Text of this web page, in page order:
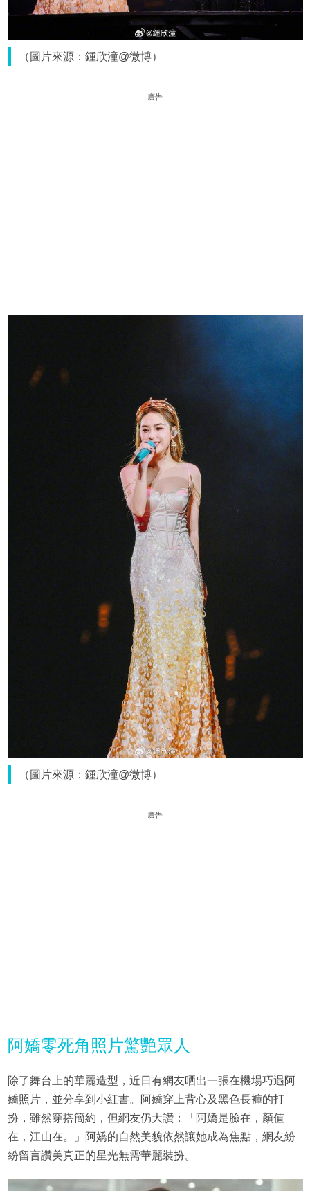
（圖片來源：鍾欣潼@微博）
廣告
（圖片來源：鍾欣潼@微博）
廣告
阿嬌零死角照片驚艷眾人
除了舞台上的華麗造型，近日有網友晒出一張在機場巧遇阿
嬌照片，並分享到小紅書。阿嬌穿上背心及黑色長褲的打
扮，雖然穿搭簡約，但網友仍大讚：「阿嬌是臉在，顏值
在，江山在。」阿嬌的自然美貌依然讓她成為焦點，網友紛
紛留言讚美真正的星光無需華麗裝扮。